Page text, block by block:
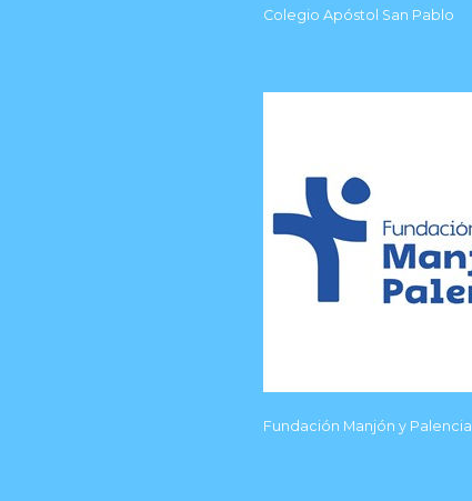
Colegio Apóstol San Pablo
Fundación Manjón y Palencia